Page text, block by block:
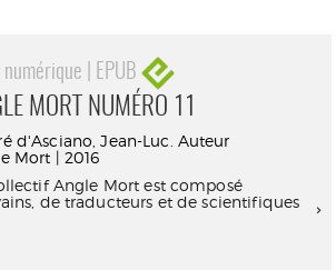
numérique | EPUB
MORT NUMÉRO 11
d'Asciano, Jean-Luc. Auteur
Mort | 2016
Angle Mort est composé
de traducteurs et de scientifiques